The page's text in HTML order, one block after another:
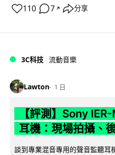
110 7 ↗ 分享
3C科技 流動音樂
Lawton 1 日
【評測】Sony
耳機：現場拍攝、
談到專業混音專用的聲音監聽耳